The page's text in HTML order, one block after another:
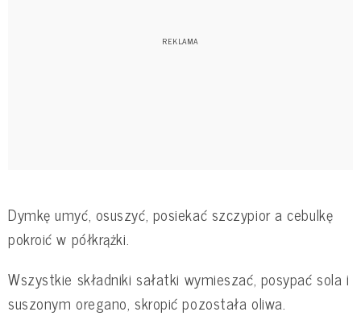
Dymkę umyć, osuszyć, posiekać szczypior a cebulkę
pokroić w półkrążki.
Wszystkie składniki sałatki wymieszać, posypać sola i
suszonym oregano, skropić pozostała oliwa.